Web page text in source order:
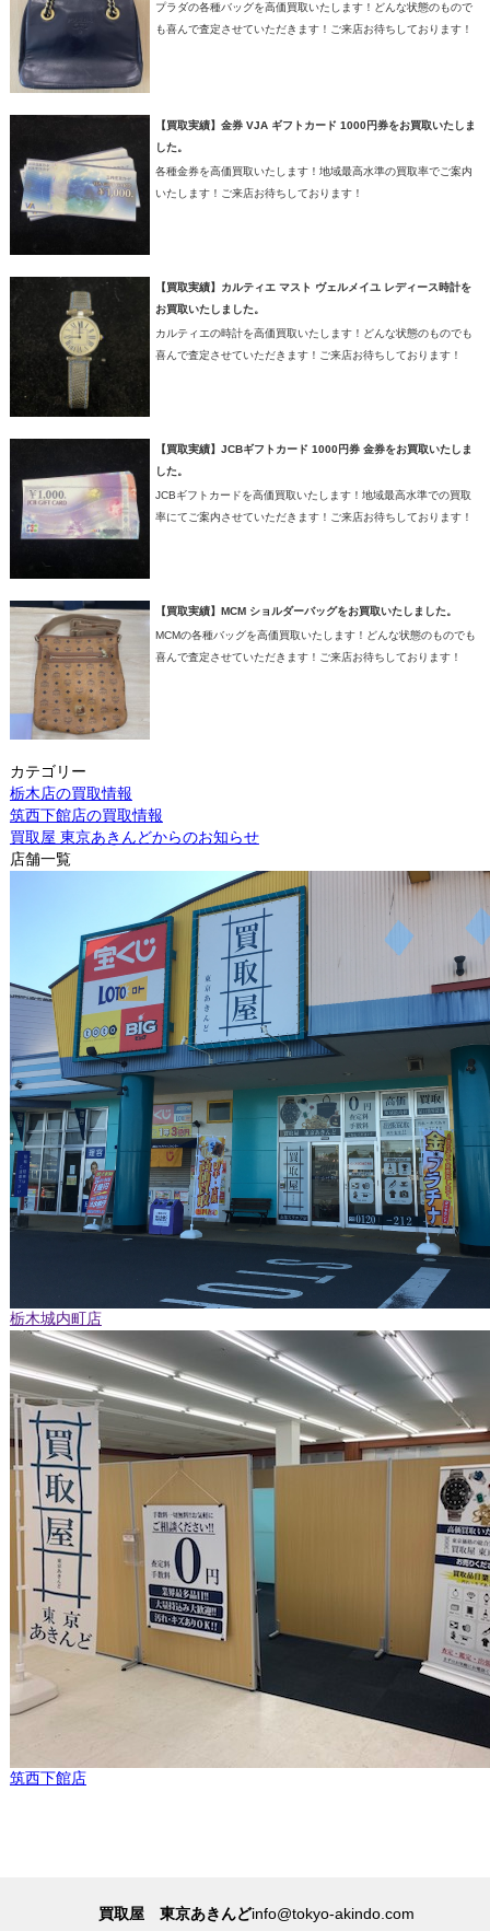
プラダの各種バッグを高価買取いたします！どんな状態のもので
も喜んで査定させていただきます！ご来店お待ちしております！
【買取実績】金券 VJA ギフトカード 1000円券をお買取いたしま
した。
各種金券を高価買取いたします！地域最高水準の買取率でご案内
いたします！ご来店お待ちしております！
【買取実績】カルティエ マスト ヴェルメイユ レディース時計を
お買取いたしました。
カルティエの時計を高価買取いたします！どんな状態のものでも
喜んで査定させていただきます！ご来店お待ちしております！
【買取実績】JCBギフトカード 1000円券 金券をお買取いたしま
した。
JCBギフトカードを高価買取いたします！地域最高水準での買取
率にてご案内させていただきます！ご来店お待ちしております！
【買取実績】MCM ショルダーバッグをお買取いたしました。
MCMの各種バッグを高価買取いたします！どんな状態のものでも
喜んで査定させていただきます！ご来店お待ちしております！
カテゴリー
栃木店の買取情報
筑西下館店の買取情報
買取屋 東京あきんどからのお知らせ
店舗一覧
栃木城内町店
筑西下館店
買取屋 東京あきんどinfo@tokyo-akindo.com